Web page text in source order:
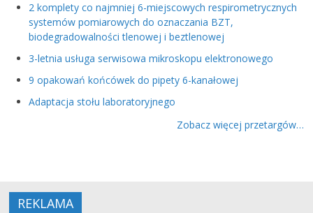
2 komplety co najmniej 6-miejscowych respirometrycznych
systemów pomiarowych do oznaczania BZT,
biodegradowalności tlenowej i beztlenowej
3-letnia usługa serwisowa mikroskopu elektronowego
9 opakowań końcówek do pipety 6-kanałowej
Adaptacja stołu laboratoryjnego
Zobacz więcej przetargów…
REKLAMA